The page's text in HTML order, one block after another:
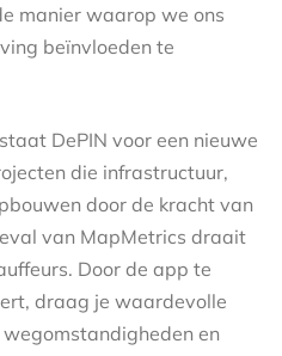
manier waarop we ons
beïnvloeden te
DePIN voor een nieuwe
die infrastructuur,
door de kracht van
van MapMetrics draait
Door de app te
draag je waardevolle
en